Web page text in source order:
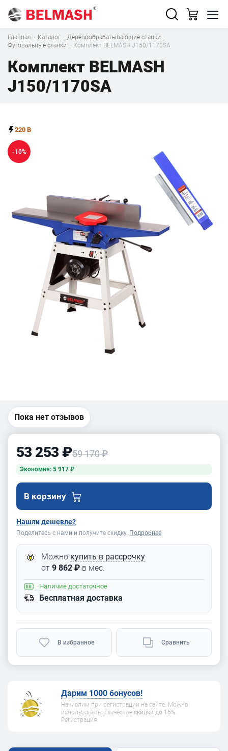
Главная · Каталог · Деревообрабатывающие станки ·
Фуговальные станки · Комплект BELMASH J150/1170SA
Комплект BELMASH
J150/1170SA
220 В
-10%
Пока нет отзывов
53 253 ₽59 170 ₽
Экономия: 5 917 ₽
В корзину
Нашли дешевле?
Поделитесь с нами и получите скидку. Подробнее
Можно купить в рассрочку
от 9 862 ₽ в мес.
Наличие достаточное
Бесплатная доставка
В избранное Сравнить
Дарим 1000 бонусов!
Начислим при регистрации на сайте. Можно
использовать в качестве скидки до 15%.
Регистрация